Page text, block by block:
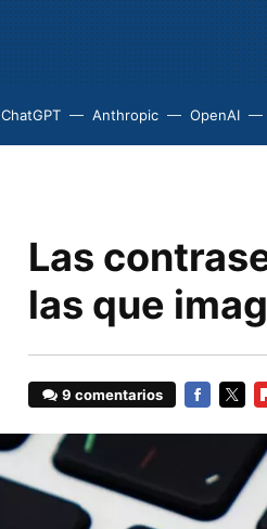
ChatGPT Anthropic OpenAI
Las
las que
9 comentarios